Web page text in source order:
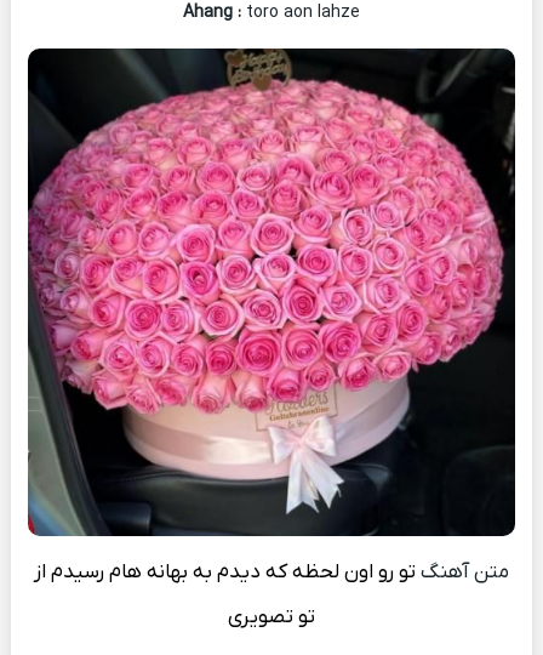
Ahang : toro aon lahze
متن آهنگ تو رو اون لحظه که دیدم به بهانه هام رسیدم از
تو تصویری